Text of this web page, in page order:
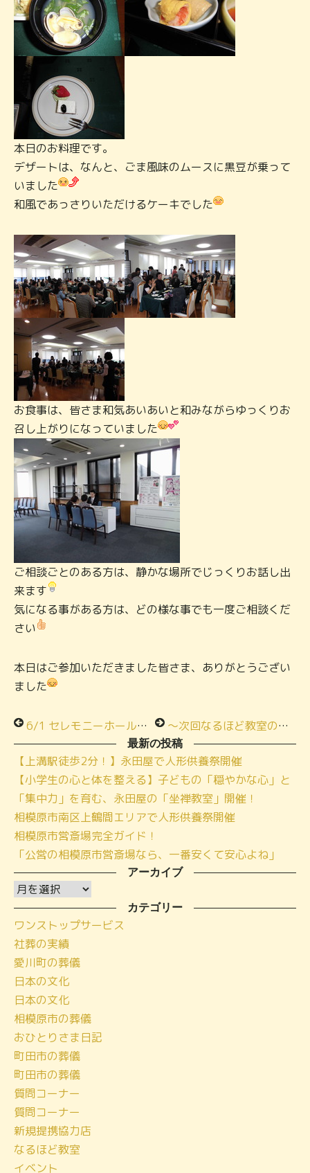
本日のお料理です。
デザートは、なんと、ごま風味のムースに黒豆が乗って
いました
和風であっさりいただけるケーキでした
お食事は、皆さま和気あいあいと和みながらゆっくりお
召し上がりになっていました
ご相談ごとのある方は、静かな場所でじっくりお話し出
来ます
気になる事がある方は、どの様な事でも一度ご相談くだ
さい
本日はご参加いただきました皆さま、ありがとうござい
ました
6/1 セレモニーホール永田屋にて「お盆の迎え方教室」を開催しました ～次回なるほど教室のお知らせ～
最新の投稿
【上溝駅徒歩2分！】永田屋で人形供養祭開催
【小学生の心と体を整える】子どもの「穏やかな心」と
「集中力」を育む、永田屋の「坐禅教室」開催！
相模原市南区上鶴間エリアで人形供養祭開催
相模原市営斎場完全ガイド！
「公営の相模原市営斎場なら、一番安くて安心よね」
アーカイブ
ア
ー
カ
イ
ブ
カテゴリー
ワンストップサービス
社葬の実績
愛川町の葬儀
日本の文化
日本の文化
相模原市の葬儀
おひとりさま日記
町田市の葬儀
町田市の葬儀
質問コーナー
質問コーナー
新規提携協力店
なるほど教室
イベント